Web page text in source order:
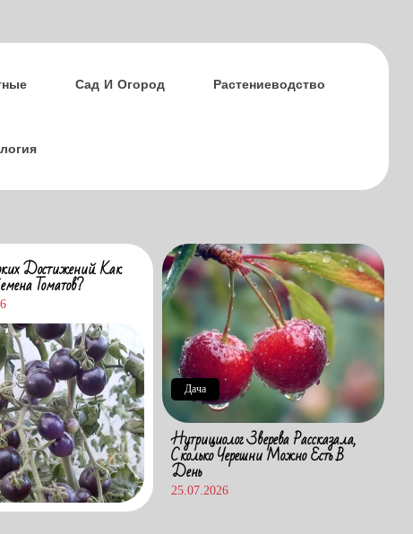
Сад И Огород Растениеводство
Достижений. Как
Томатов?
Дача
Нутрициолог Зверева Рассказала,
Сколько Черешни Можно Есть В
День
25.07.2026